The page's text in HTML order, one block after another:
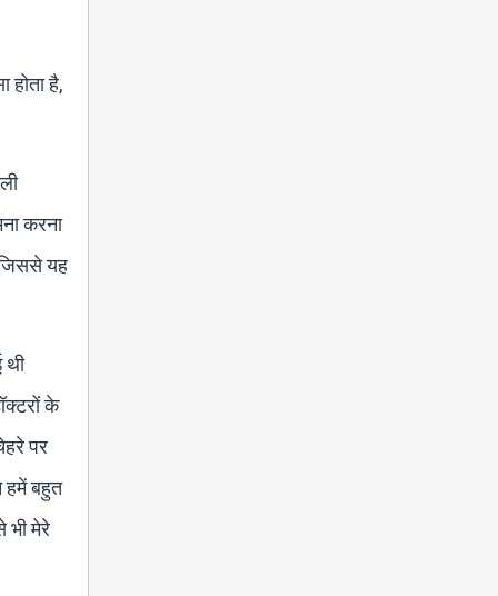
होता है,
करना
जिससे यह
थी
के
पर
हमें बहुत
भी मेरे